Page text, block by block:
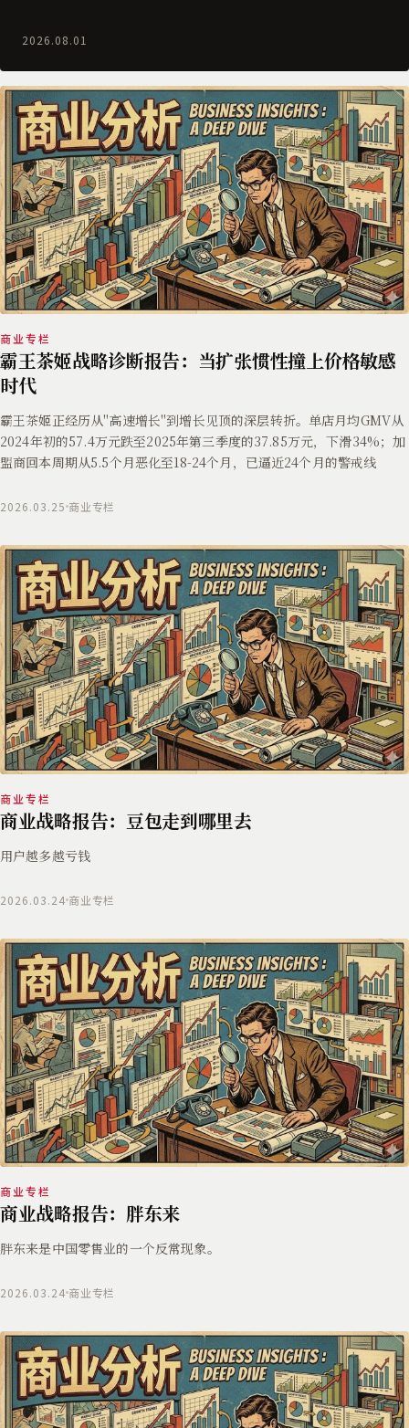
2026.08.01
商业专栏
霸王茶姬战略诊断报告：当扩张惯性撞上价格敏感
时代
霸王茶姬正经历从"高速增长"到增长见顶的深层转折。单店月均GMV从
2024年初的57.4万元跌至2025年第三季度的37.85万元，下滑34%；加
盟商回本周期从5.5个月恶化至18-24个月，已逼近24个月的警戒线
2026.03.25 商业专栏
商业专栏
商业战略报告：豆包走到哪里去
用户越多越亏钱
2026.03.24 商业专栏
商业专栏
商业战略报告：胖东来
胖东来是中国零售业的一个反常现象。
2026.03.24 商业专栏